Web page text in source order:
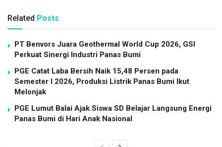
Related Posts
PT Benvors Juara Geothermal World Cup 2026, GSI
Perkuat Sinergi Industri Panas Bumi
PGE Catat Laba Bersih Naik 15,48 Persen pada
Semester I 2026, Produksi Listrik Panas Bumi Ikut
Melonjak
PGE Lumut Balai Ajak Siswa SD Belajar Langsung Energi
Panas Bumi di Hari Anak Nasional